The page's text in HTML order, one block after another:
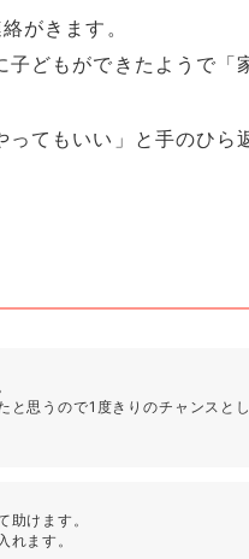
がきます。
どもができたようで「
ってもいい」と手のひ
と思うので1度きりのチャンスと
助けます。
れます。